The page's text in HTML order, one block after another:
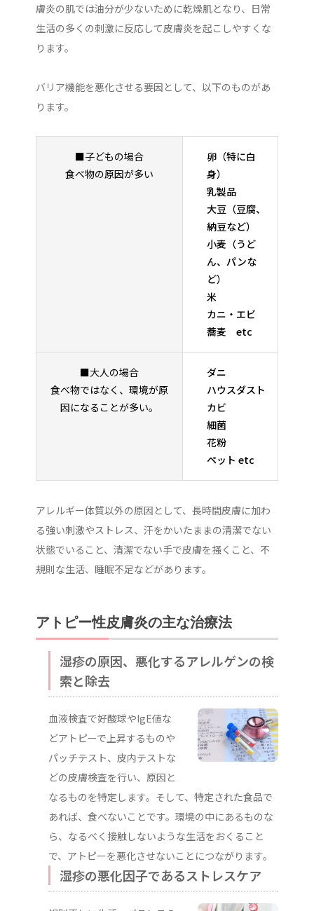
膚炎の肌では油分が少ないために乾燥肌となり、日常
生活の多くの刺激に反応して皮膚炎を起こしやすくな
ります。
バリア機能を悪化させる要因として、以下のものがあ
ります。
■子どもの場合
食べ物の原因が多い
卵（特に白
身）
乳製品
大豆（豆腐、
納豆など）
小麦（うど
ん、パンな
ど）
米
カニ・エビ
蕎麦 etc
■大人の場合
食べ物ではなく、環境が原
因になることが多い。
ダニ
ハウスダスト
カビ
細菌
花粉
ペット etc
アレルギー体質以外の原因として、長時間皮膚に加わ
る強い刺激やストレス、汗をかいたままの清潔でない
状態でいること、清潔でない手で皮膚を掻くこと、不
規則な生活、睡眠不足などがあります。
アトピー性皮膚炎の主な治療法
湿疹の原因、悪化するアレルゲンの検
索と除去
血液検査で好酸球やIgE値な
どアトピーで上昇するものや
パッチテスト、皮内テストな
どの皮膚検査を行い、原因と
なるものを特定します。そして、特定された食品で
あれば、食べないことです。環境の中にあるものな
ら、なるべく接触しないような生活をおくること
で、アトピーを悪化させないことにつながります。
湿疹の悪化因子であるストレスケア